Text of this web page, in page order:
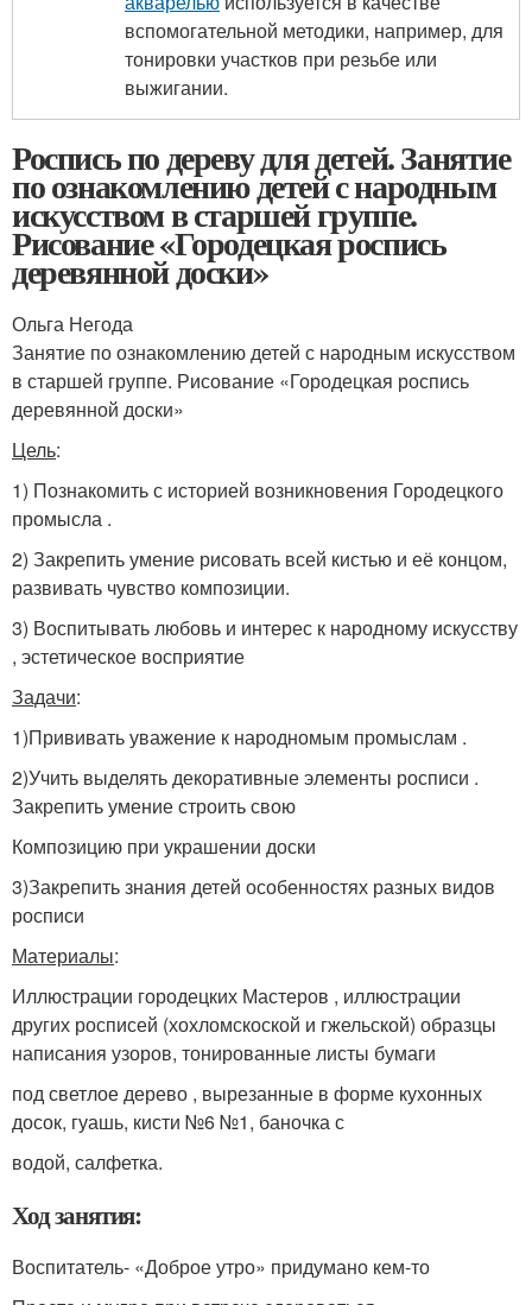
вспомогательной методики, например, для
тонировки участков при резьбе или
выжигании.
Роспись по дереву для детей. Занятие
по ознакомлению детей с народным
искусством в старшей группе.
Рисование «Городецкая роспись
деревянной доски»
Ольга Негода
Занятие по ознакомлению детей с народным искусством
в старшей группе. Рисование «Городецкая роспись
деревянной доски»
Цель:
1) Познакомить с историей возникновения Городецкого
промысла .
2) Закрепить умение рисовать всей кистью и её концом,
развивать чувство композиции.
3) Воспитывать любовь и интерес к народному искусству
, эстетическое восприятие
Задачи:
1)Прививать уважение к народномым промыслам .
2)Учить выделять декоративные элементы росписи .
Закрепить умение строить свою
Композицию при украшении доски
3)Закрепить знания детей особенностях разных видов
росписи
Материалы:
Иллюстрации городецких Мастеров , иллюстрации
других росписей (хохломскоской и гжельской) образцы
написания узоров, тонированные листы бумаги
под светлое дерево , вырезанные в форме кухонных
досок, гуашь, кисти №6 №1, баночка с
водой, салфетка.
Ход занятия:
Воспитатель- «Доброе утро» придумано кем-то